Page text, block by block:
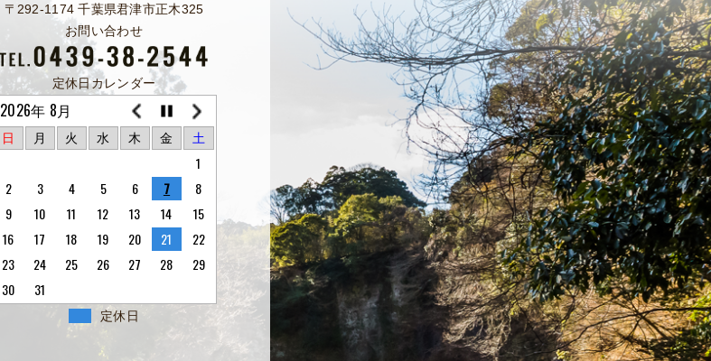
〒292-1174 千葉県君津市正木325
お問い合わせ
定休日カレンダー
2026年 8月
日 月 火 水 木 金 土
1
2
3 4 5 6 7
8
9
10 11 12 13 14
15
16
17 18 19 20 21
22
23
24 25 26 27 28
29
30
31
定休日